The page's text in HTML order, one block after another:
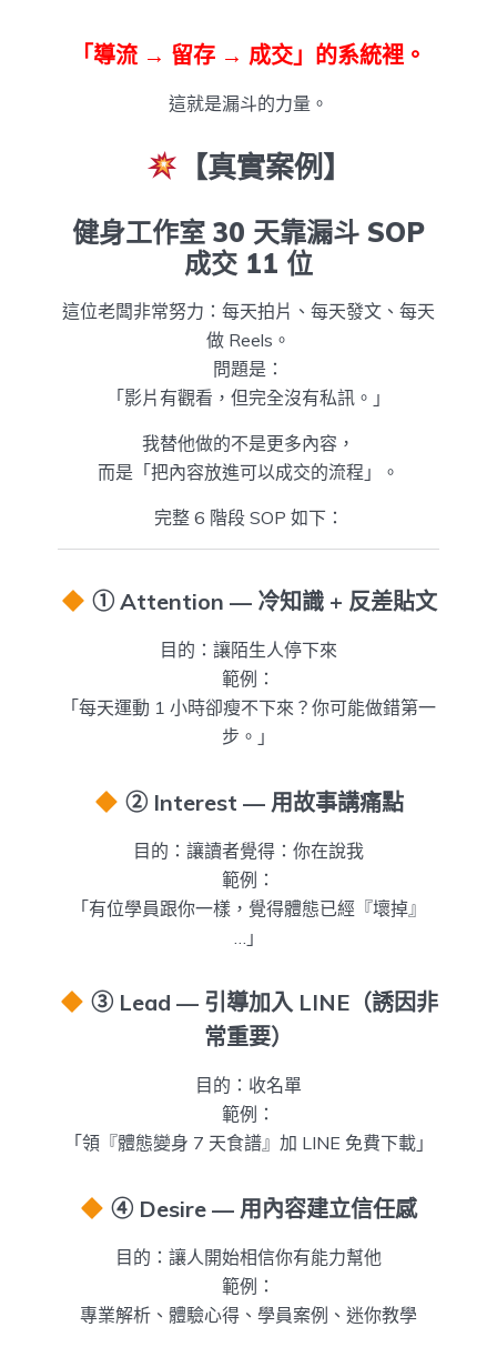
「導流 → 留存 → 成交」的系統裡。
這就是漏斗的力量。
【真實案例】
健身工作室 30 天靠漏斗 SOP
成交 11 位
這位老闆非常努力：每天拍片、每天發文、每天
做 Reels。
問題是：
「影片有觀看，但完全沒有私訊。」
我替他做的不是更多內容，
而是「把內容放進可以成交的流程」。
完整 6 階段 SOP 如下：
① Attention — 冷知識 + 反差貼文
目的：讓陌生人停下來
範例：
「每天運動 1 小時卻瘦不下來？你可能做錯第一
步。」
② Interest — 用故事講痛點
目的：讓讀者覺得：你在說我
範例：
「有位學員跟你一樣，覺得體態已經『壞掉』
…」
③ Lead — 引導加入 LINE（誘因非
常重要）
目的：收名單
範例：
「領『體態變身 7 天食譜』加 LINE 免費下載」
④ Desire — 用內容建立信任感
目的：讓人開始相信你有能力幫他
範例：
專業解析、體驗心得、學員案例、迷你教學